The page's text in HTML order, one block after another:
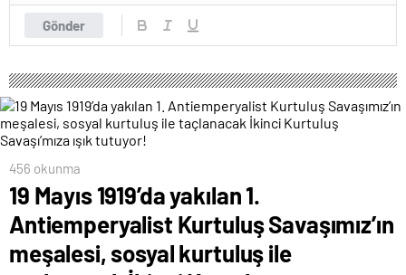
Gönder
456 okunma
19 Mayıs 1919’da yakılan 1.
Antiemperyalist Kurtuluş Savaşımız’ın
meşalesi, sosyal kurtuluş ile